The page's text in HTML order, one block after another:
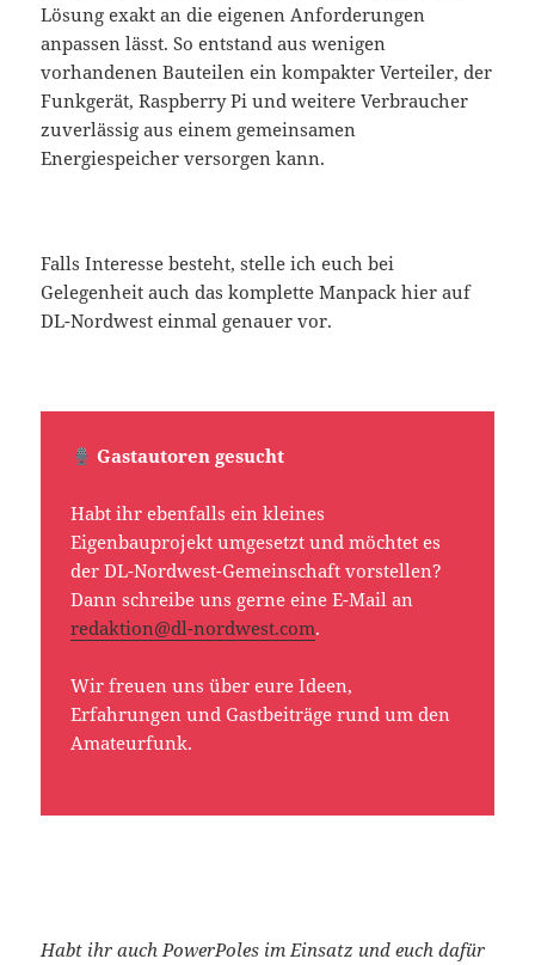
Lösung exakt an die eigenen Anforderungen
anpassen lässt. So entstand aus wenigen
vorhandenen Bauteilen ein kompakter Verteiler, der
Funkgerät, Raspberry Pi und weitere Verbraucher
zuverlässig aus einem gemeinsamen
Energiespeicher versorgen kann.
Falls Interesse besteht, stelle ich euch bei
Gelegenheit auch das komplette Manpack hier auf
DL-Nordwest einmal genauer vor.
Gastautoren gesucht
Habt ihr ebenfalls ein kleines
Eigenbauprojekt umgesetzt und möchtet es
der DL-Nordwest-Gemeinschaft vorstellen?
Dann schreibe uns gerne eine E-Mail an
redaktion@dl-nordwest.com.
Wir freuen uns über eure Ideen,
Erfahrungen und Gastbeiträge rund um den
Amateurfunk.
Habt ihr auch PowerPoles im Einsatz und euch dafür